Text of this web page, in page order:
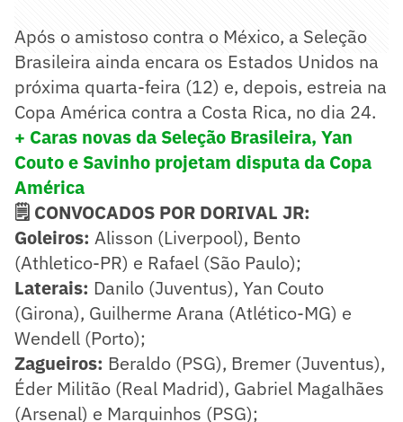
Após o amistoso contra o México, a Seleção
Brasileira ainda encara os Estados Unidos na
próxima quarta-feira (12) e, depois, estreia na
Copa América contra a Costa Rica, no dia 24.
+ Caras novas da Seleção Brasileira, Yan
Couto e Savinho projetam disputa da Copa
América
🗒️ CONVOCADOS POR DORIVAL JR:
Goleiros: Alisson (Liverpool), Bento
(Athletico-PR) e Rafael (São Paulo);
Laterais: Danilo (Juventus), Yan Couto
(Girona), Guilherme Arana (Atlético-MG) e
Wendell (Porto);
Zagueiros: Beraldo (PSG), Bremer (Juventus),
Éder Militão (Real Madrid), Gabriel Magalhães
(Arsenal) e Marquinhos (PSG);